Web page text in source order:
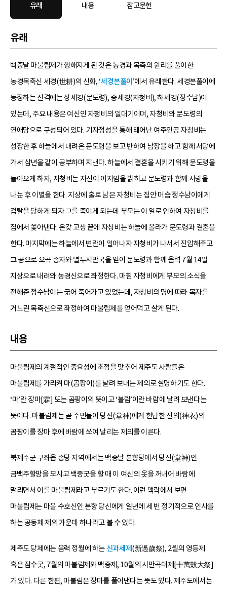
유래 내용 참고문헌
유래
백중날 마불림제가 행해지게 된 것은 농경과 목축의 원리를 풀이한
농경목축신 세경(世耕)의 신화, ‘세경본풀이 ’에서 유래한다. 세경본풀이에
등장하는 신격에는 상세경(문도령), 중세경(자청비), 하세경(정수남)이
있는데, 주요 내용은 여신인 자청비의 일대기이며, 자청비와 문도령의
연애담으로 구성되어 있다. 기자정성을 통해 태어난 여주인공 자청비는
성장한 후 하늘에서 내려온 문도령을 보고 반하여 남장을 하고 함께 서당에
가서 삼년을 같이 공부하며 지낸다. 하늘에서 결혼을 시키기 위해 문도령을
돌아오게 하자, 자청비는 자신이 여자임을 밝히고 문도령과 함께 사랑을
나눈 후 이별을 한다. 지상에 홀로 남은 자청비는 집안 머슴 정수남이에게
겁탈을 당하게 되자 그를 죽이게 되는데 부모는 이 일로 인하여 자청비를
집에서 쫓아낸다. 온갖 고생 끝에 자청비는 하늘에 올라가 문도령과 결혼을
한다. 마지막에는 하늘에서 변란이 일어나자 자청비가 나서서 진압해주고
그 공으로 오곡 종자와 열두시만국을 얻어 문도령과 함께 음력 7월 14일
지상으로 내려와 농경신으로 좌정한다. 마침 자청비에게 부모의 소식을
전해준 정수남이는 굶어 죽어가고 있었는데, 자청비의 명에 따라 목자를
거느린 목축신으로 좌정하여 마불림제를 얻어먹고 살게 된다.
내용
마불림제의 계절적인 중요성에 초점을 맞추어 제주도 사람들은
마불림제를 가리켜 마(곰팡이)를 날려 보내는 제의로 설명하기도 한다.
‘마’란 장마[霖] 또는 곰팡이의 뜻이고 ‘불림’이란 바람에 날려 보낸다는
뜻이다. 마불림제는 곧 주민들이 당신(堂神)에게 헌납한 신의(神衣)의
곰팡이를 장마 후에 바람에 쏘여 날리는 제의를 이른다.
북제주군 구좌읍 송당 지역에서는 백중날 본향당에서 당신(堂神)인
금백주할망을 모시고 백중굿을 할 때 이 여신의 옷을 꺼내어 바람에
말리면서 이를 마불림제라고 부르기도 한다. 이런 맥락에서 보면
마불림제는 마을 수호신인 본향 당신에게 일년에 세 번 정기적으로 인사를
하는 공동체 제의 가운데 하나라고 볼 수 있다.
제주도 당제에는 음력 정월에 하는 신과세제 (新過歲祭), 2월의 영등제
혹은 잠수굿, 7월의 마불림제와 백중제, 10월의 시만곡대제[十萬穀大祭]
가 있다. 다른 한편, 마불림은 장마를 풀어낸다는 뜻도 있다. 제주도에서는